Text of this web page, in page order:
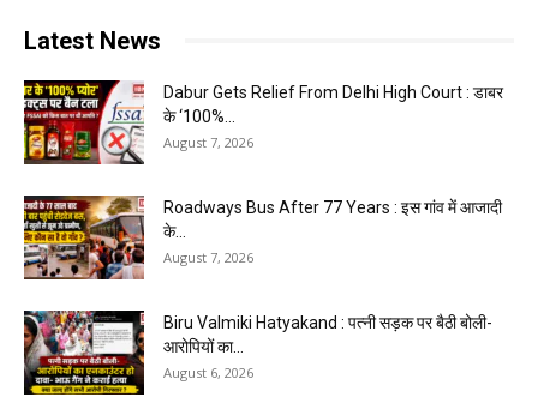
Latest News
Dabur Gets Relief From Delhi High Court : डाबर
के ‘100%...
August 7, 2026
Roadways Bus After 77 Years : इस गांव में आजादी
के...
August 7, 2026
Biru Valmiki Hatyakand : पत्नी सड़क पर बैठी बोली-
आरोपियों का...
August 6, 2026